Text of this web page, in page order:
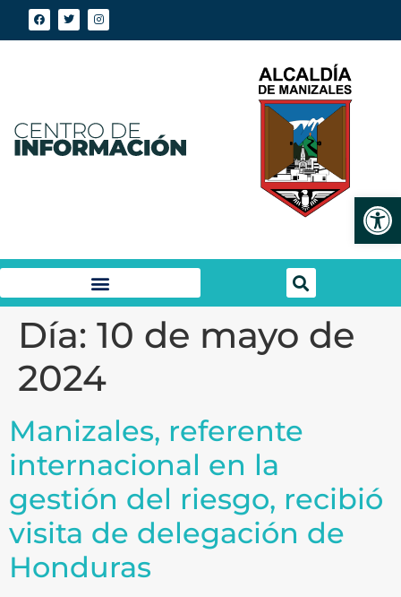
Día: 10 de mayo de
2024
Manizales, referente
internacional en la
gestión del riesgo, recibió
visita de delegación de
Honduras